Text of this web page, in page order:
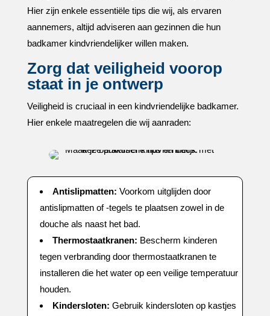
Hier zijn enkele essentiële tips die wij, als ervaren
aannemers, altijd adviseren aan gezinnen die hun
badkamer kindvriendelijker willen maken.​
Zorg dat veiligheid voorop
staat in je ontwerp
Veiligheid is cruciaal in een kindvriendelijke badkamer.​
Hier enkele maatregelen die wij aanraden:
Antislipmatten: Voorkom uitglijden door
antislipmatten of -tegels te plaatsen zowel in de
douche als naast het bad.​
Thermostaatkranen: Bescherm kinderen
tegen verbranding door thermostaatkranen te
installeren die het water op een veilige temperatuur
houden.​
Kindersloten: Gebruik kindersloten op kastjes